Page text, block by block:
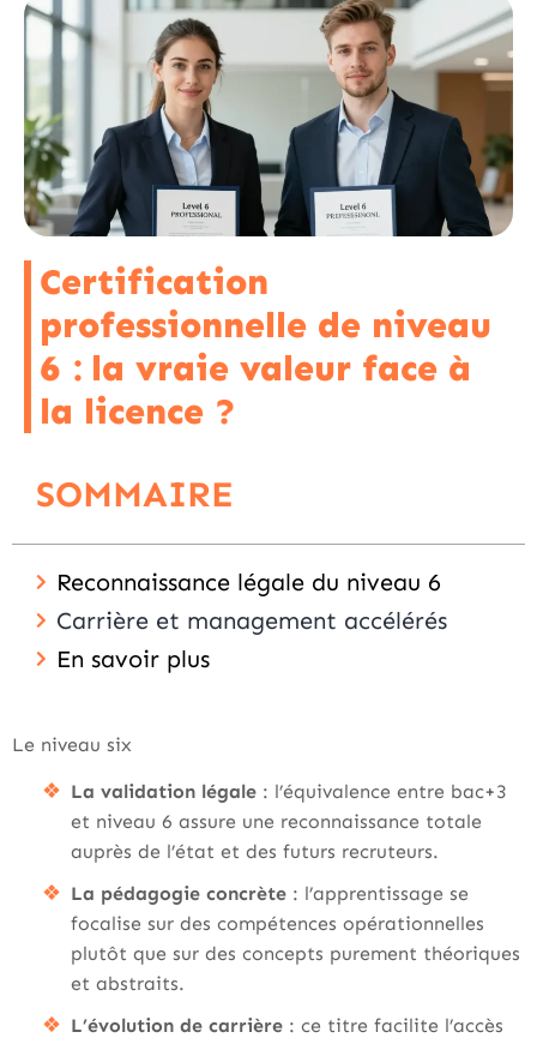
Certification
professionnelle de niveau
6 : la vraie valeur face à
la licence ?
SOMMAIRE
Reconnaissance légale du niveau 6
Carrière et management accélérés
En savoir plus
Le niveau six
La validation légale : l’équivalence entre bac+3
et niveau 6 assure une reconnaissance totale
auprès de l’état et des futurs recruteurs.
La pédagogie concrète : l’apprentissage se
focalise sur des compétences opérationnelles
plutôt que sur des concepts purement théoriques
et abstraits.
L’évolution de carrière : ce titre facilite l’accès